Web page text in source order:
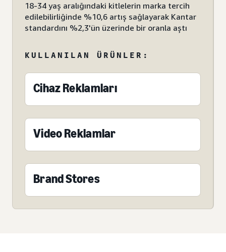
18-34 yaş aralığındaki kitlelerin marka tercih
edilebilirliğinde %10,6 artış sağlayarak Kantar
standardını %2,3'ün üzerinde bir oranla aştı
KULLANILAN ÜRÜNLER:
Cihaz Reklamları
Video Reklamlar
Brand Stores